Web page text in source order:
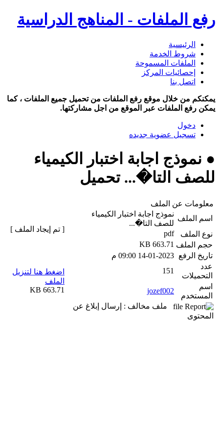
رفع الملفات - المناهج الدراسية
الرئيسية
شروط الخدمة
الملفات المسموحة
إحصائيات المركز
اتصل بنا
يمكنكم من خلال موقع رفع الملفات من تحميل جميع الملفات ، كما
يمكن رفع الملفات عبر الموقع من اجل مشاركتها.
دخول
تسجيل عضوية جديده
● نموذج اجابة اختبار الكيمياء
للصف التا�... تحميل
معلومات عن الملف
اسم الملف
نموذج اجابة اختبار الكيمياء
للصف التا�...
نوع الملف
pdf
حجم الملف 663.71 KB
تاريخ الرفع 14-01-2023 09:00 م
عدد
التحميلات
151
اسم
المستخدم
jozef002
ملف مخالف : إرسال إبلاغ عن
المحتوى
[ تم إيجاد الملف ]
اضغط هنا لتنزيل
الملف
663.71 KB